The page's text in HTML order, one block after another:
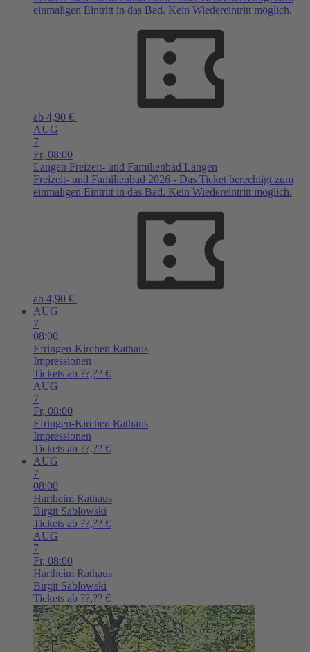
einmaligen Eintritt in das Bad. Kein Wiedereintritt möglich.
ab 4,90 €
AUG
7
Fr, 08:00
Langen Freizeit- und Familienbad Langen
Freizeit- und Familienbad 2026 - Das Ticket berechtigt zum
einmaligen Eintritt in das Bad. Kein Wiedereintritt möglich.
ab 4,90 €
AUG
7
08:00
Efringen-Kirchen Rathaus
Impressionen
Tickets ab ??,?? €
AUG
7
Fr, 08:00
Efringen-Kirchen Rathaus
Impressionen
Tickets ab ??,?? €
AUG
7
08:00
Hartheim Rathaus
Birgit Sablowski
Tickets ab ??,?? €
AUG
7
Fr, 08:00
Hartheim Rathaus
Birgit Sablowski
Tickets ab ??,?? €